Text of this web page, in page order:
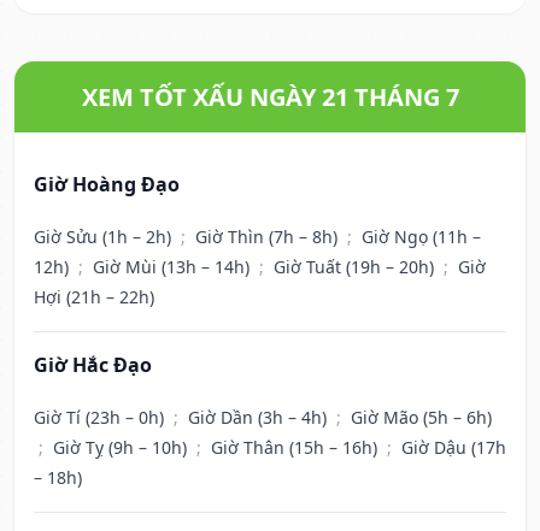
XEM TỐT XẤU NGÀY 21 THÁNG 7
Giờ Hoàng Đạo
Giờ Sửu (1h – 2h) ; Giờ Thìn (7h – 8h) ; Giờ Ngọ (11h –
12h) ; Giờ Mùi (13h – 14h) ; Giờ Tuất (19h – 20h) ; Giờ
Hợi (21h – 22h)
Giờ Hắc Đạo
Giờ Tí (23h – 0h) ; Giờ Dần (3h – 4h) ; Giờ Mão (5h – 6h)
; Giờ Tỵ (9h – 10h) ; Giờ Thân (15h – 16h) ; Giờ Dậu (17h
– 18h)